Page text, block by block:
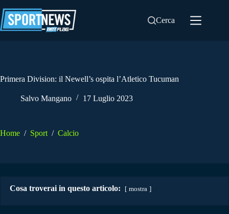
al
contenuto
Cerca
Primera Division: il Newell’s ospita l’Atletico Tucuman
Salvo Mangano 17 Luglio 2023
Home / Sport / Calcio
Cosa troverai in questo articolo: mostra